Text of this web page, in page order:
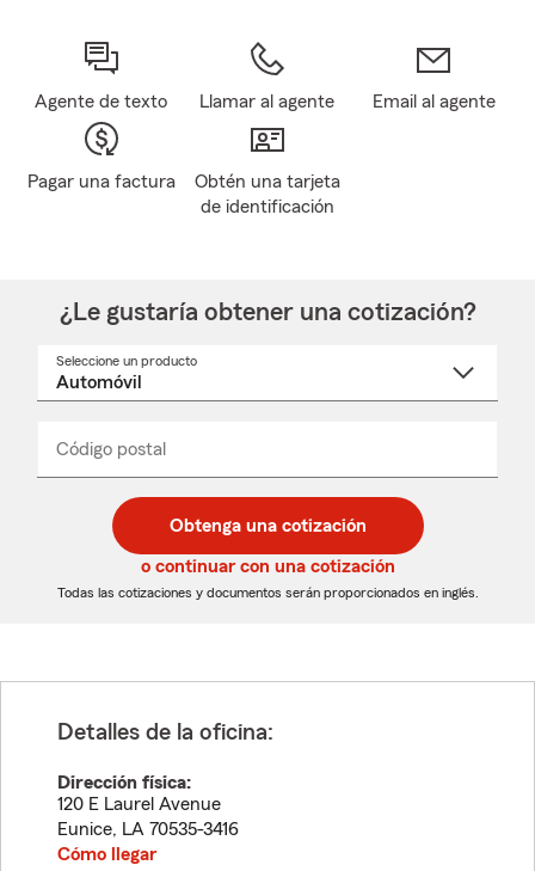
Agente de texto Llamar al agente Email al agente
Pagar una factura
Obtén una tarjeta
de identificación
¿Le gustaría obtener una cotización?
Seleccione un producto
desplegable
Código postal
de
5
dígitos
de
5
dígitos
_____
Obtenga una cotización
o continuar con una cotización
Todas las cotizaciones y documentos serán proporcionados en inglés.
Detalles de la oficina:
Dirección física:
120 E Laurel Avenue
Eunice, LA 70535-3416
Cómo llegar